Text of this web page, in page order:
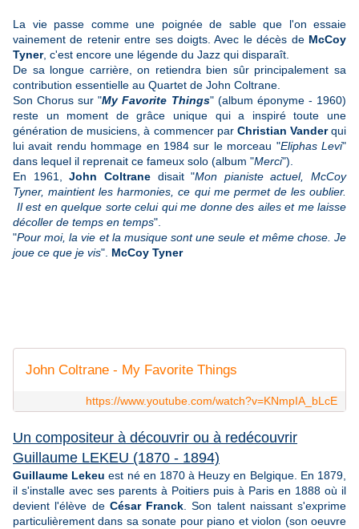
La vie passe comme une poignée de sable que l'on essaie
vainement de retenir entre ses doigts. Avec le décès de McCoy
Tyner, c'est encore une légende du Jazz qui disparaît.
De sa longue carrière, on retiendra bien sûr principalement sa
contribution essentielle au Quartet de John Coltrane.
Son Chorus sur "My Favorite Things" (album éponyme - 1960)
reste un moment de grâce unique qui a inspiré toute une
génération de musiciens, à commencer par Christian Vanderqui
lui avait rendu hommage en 1984 sur le morceau "Eliphas Levi"
dans lequel il reprenait ce fameux solo (album "Merci").
En 1961,John Coltranedisait "Mon pianiste actuel, McCoy
Tyner, maintient les harmonies, ce qui me permet de les oublier.
Il est en quelque sorte celui qui me donne des ailes et me laisse
décoller de temps en temps".
"Pour moi, la vie et la musique sont une seule et même chose. Je
joue ce que je vis". McCoy Tyner
John Coltrane - My Favorite Things
https://www.youtube.com/watch?v=KNmpIA_bLcE
Un compositeur à découvrir ou à redécouvrir
Guillaume LEKEU (1870 - 1894)
Guillaume Lekeu est né en 1870 à Heuzy en Belgique. En 1879,
il s'installe avec ses parents à Poitiers puis à Paris en 1888 où il
devient l'élève de César Franck . Son talent naissant s'exprime
particulièrement dans sa sonate pour piano et violon (son oeuvre